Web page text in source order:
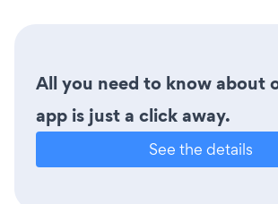
All you need to know about
app is just a click away.
See the details